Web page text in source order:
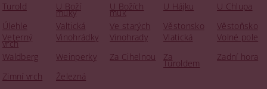
Turold
U Boží
muky
U Božích
muk
U Hájku
U Chlupa
Úlehle
Valtická Ve starých Věstonsko
Věstoňsko
Veterný
vrch
Vinohrádky Vinohrady Vlatická
Volné pole
Waldberg
Weinperky Za Cihelnou Za
Turoldem
Zadní hora
Zimní vrch
Železná